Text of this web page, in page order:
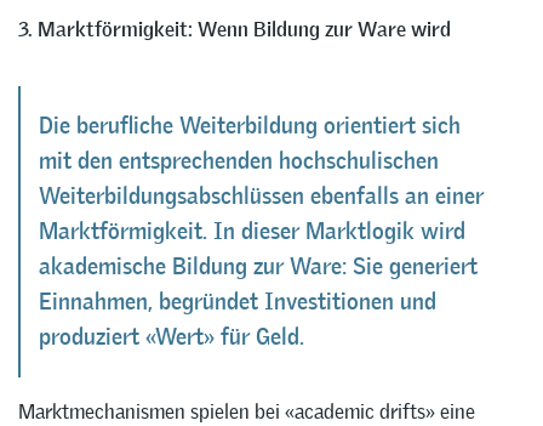
3. Marktförmigkeit: Wenn Bildung zur Ware wird
Die berufliche Weiterbildung orientiert sich
mit den entsprechenden hochschulischen
Weiterbildungsabschlüssen ebenfalls an einer
Marktförmigkeit. In dieser Marktlogik wird
akademische Bildung zur Ware: Sie generiert
Einnahmen, begründet Investitionen und
produziert «Wert» für Geld.
Marktmechanismen spielen bei «academic drifts» eine